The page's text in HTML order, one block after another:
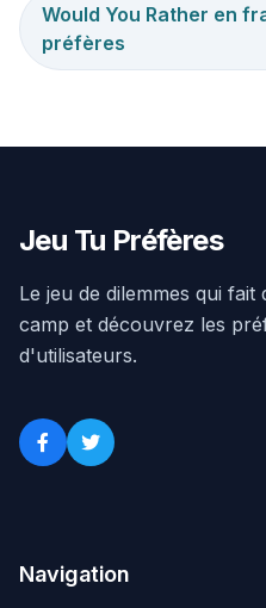
Would You Rather en
préfères
Jeu Tu Préfères
Le jeu de dilemmes qui fait
camp et découvrez les
d'utilisateurs.
Navigation